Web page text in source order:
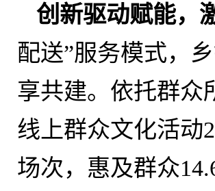
创新驱动赋能，
配送”服务模式，
享共建。 依托群众
线上群众文化活动
场次， 惠及群众